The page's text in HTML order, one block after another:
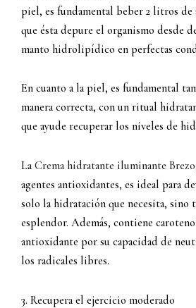
piel, es fundamental beber 2 litros de
que ésta depure el organismo desde
manto hidrolipídico en perfectas
En cuanto a la piel, es fundamental
manera correcta, con un ritual
que ayude recuperar los niveles de
LaCrema hidratante iluminante Brezo
agentes antioxidantes, es ideal para
solo la hidratación que necesita, sino
esplendor. Además, contiene
antioxidante por su capacidad de
los radicales libres.
3. Recupera el ejercicio moderado